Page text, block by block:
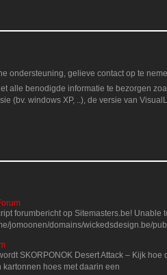
ondersteuning, gelieve contact op te
alle benodigde informatie te bezorgen
(bv. windows XP, ..), de versie van
forumbericht op Sitemasters.be! Unable
jomoonen/domains/wickedsdesign.be/
SKORPONOK Desert Attack – Kijk
hoes met daarin een